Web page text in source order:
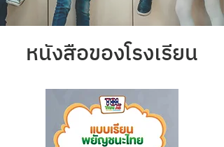
หนังสือของโรงเรียน